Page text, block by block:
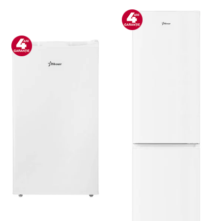
Camere video sport
Caști
Sisteme audio